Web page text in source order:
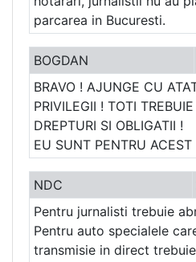
parcarea in Bucuresti.
BOGDAN
BRAVO ! AJUNGE CU
PRIVILEGII ! TOTI
DREPTURI SI OBLIGATII !
EU SUNT PENTRU ACEST
NDC
Pentru jurnalisti trebuie
Pentru auto specialele
transmisie in direct